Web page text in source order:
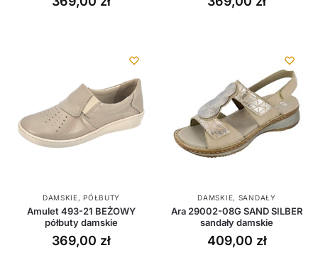
DAMSKIE,PÓŁBUTY
Amulet 493-21 BEŻOWY
półbuty damskie
369,00 zł
DAMSKIE, SANDAŁY
Ara 29002-08G SAND SILBER
sandały damskie
409,00 zł